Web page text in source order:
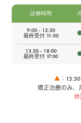
診療時間 月
9:00 - 12:30
最終受付 11:00
13:30 - 18:00
最終受付 17:00
▲ ：
矯正治療のみ、
休